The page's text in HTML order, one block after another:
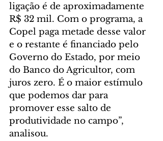
ligação é de aproximadamente
R$ 32 mil. Com o programa, a
Copel paga metade desse valor
e o restante é financiado pelo
Governo do Estado, por meio
do Banco do Agricultor, com
juros zero. É o maior estímulo
que podemos dar para
promover esse salto de
produtividade no campo”,
analisou.